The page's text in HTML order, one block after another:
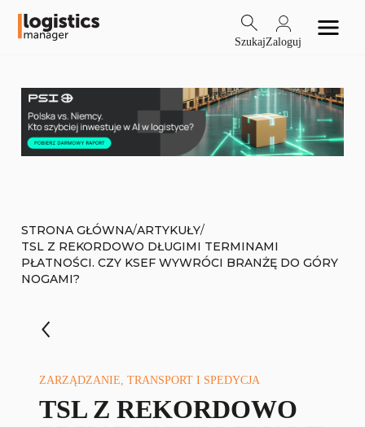
SzukajZaloguj
STRONA GŁÓWNA/ARTYKUŁY/
TSL Z REKORDOWO DŁUGIMI TERMINAMI
PŁATNOŚCI. CZY KSEF WYWRÓCI BRANŻĘ DO GÓRY
NOGAMI?
ZARZĄDZANIE, TRANSPORT I SPEDYCJA
TSL Z REKORDOWO